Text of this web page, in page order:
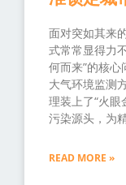
面对突如其来
式常常显得力
何而来”的核
大气环境监测
理装上了“火眼
污染源头，为
READ MORE »